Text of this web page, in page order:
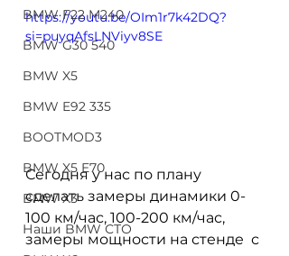
BMW F22 M240
BMW G30 540
BMW X5
BMW E92 335
BOOTMOD3
BMW X5 E70
BMW X3
Наши BMW СТО
https://youtu.be/OIm1r7k42DQ?
si=puyqAfsLNViyv8SE
Сегодня у нас по плану
сделать замеры динамики 0-
100 км/час, 100-200 км/час,
замеры мощности на стенде  с